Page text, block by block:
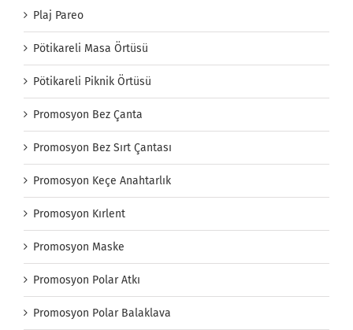
Plaj Pareo
Pötikareli Masa Örtüsü
Pötikareli Piknik Örtüsü
Promosyon Bez Çanta
Promosyon Bez Sırt Çantası
Promosyon Keçe Anahtarlık
Promosyon Kırlent
Promosyon Maske
Promosyon Polar Atkı
Promosyon Polar Balaklava